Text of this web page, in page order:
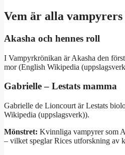
Vem är alla
Akasha och hennes roll
I Vampyrkrönikan är Akasha den
mor (English Wikipedia
Gabrielle – Lestats mamma
Gabrielle de Lioncourt är Lestats
Wikipedia (uppslagsverk)).
Mönstret: Kvinnliga vampyrer som
– vilket speglar Rices utforskning av